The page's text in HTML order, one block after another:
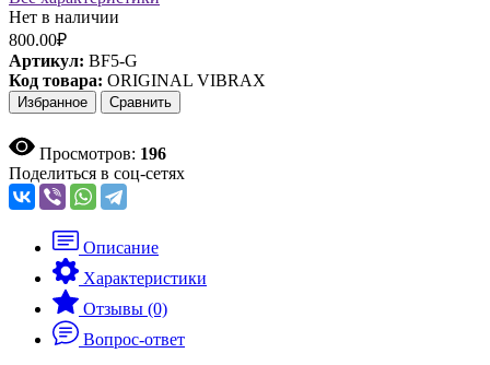
Нет в наличии
800.00₽
Артикул: BF5-G
Код товара: ORIGINAL VIBRAX
Избранное Сравнить
Просмотров: 196
Поделиться в соц-сетях
Описание
Характеристики
Отзывы (0)
Вопрос-ответ